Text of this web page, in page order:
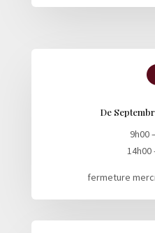
De
9h00
14h00
fermeture